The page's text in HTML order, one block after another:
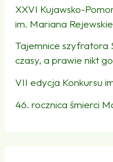
XXVI Kujawsko-
im. Mariana
Tajemnice szyfratora
czasy, a prawie nikt
VII edycja Konkursu
46. rocznica śmierci